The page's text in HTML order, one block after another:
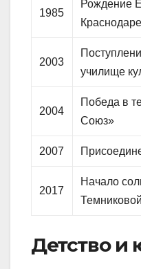
1985
Рождение
Краснодаре
2003
училище
2004
Победа в
Союз»
2007
2017
Начало
Темниковой
Детство и